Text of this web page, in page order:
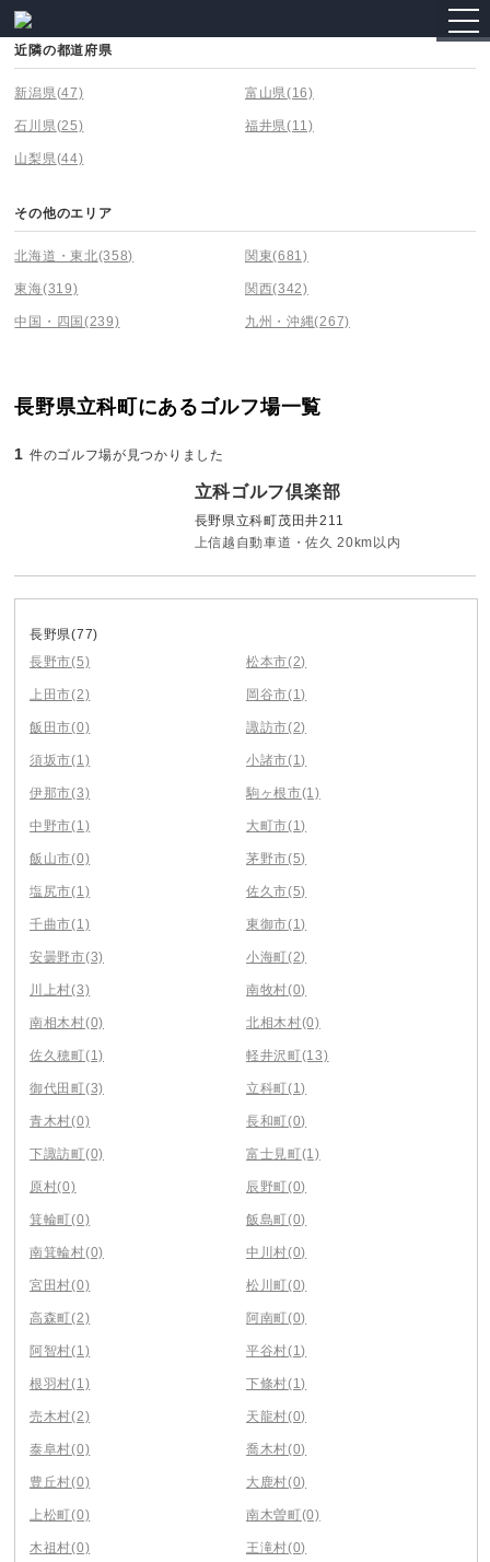
近隣の都道府県
新潟県(47) 富山県(16)
石川県(25) 福井県(11)
山梨県(44)
その他のエリア
北海道・東北(358) 関東(681)
東海(319) 関西(342)
中国・四国 (239) 九州・沖縄(267)
長野県立科町にあるゴルフ場一覧
1 件のゴルフ場が見つかりました
立科ゴルフ倶楽部
長野県立科町茂田井211
上信越自動車道・佐久 20km以内
長野県(77)
長野市(5) 松本市(2)
上田市(2) 岡谷市(1)
飯田市(0) 諏訪市(2)
須坂市(1) 小諸市(1)
伊那市(3) 駒ヶ根市(1)
中野市(1) 大町市(1)
飯山市(0) 茅野市(5)
塩尻市(1) 佐久市(5)
千曲市(1) 東御市(1)
安曇野市(3) 小海町(2)
川上村(3) 南牧村(0)
南相木村(0) 北相木村(0)
佐久穂町(1) 軽井沢町(13)
御代田町(3) 立科町(1)
青木村(0) 長和町(0)
下諏訪町(0) 富士見町(1)
原村(0) 辰野町(0)
箕輪町(0) 飯島町(0)
南箕輪村(0) 中川村(0)
宮田村(0) 松川町(0)
高森町(2) 阿南町(0)
阿智村(1) 平谷村(1)
根羽村(1) 下條村(1)
売木村(2) 天龍村(0)
泰阜村(0) 喬木村(0)
豊丘村(0) 大鹿村(0)
上松町(0) 南木曽町(0)
木祖村(0) 王滝村(0)